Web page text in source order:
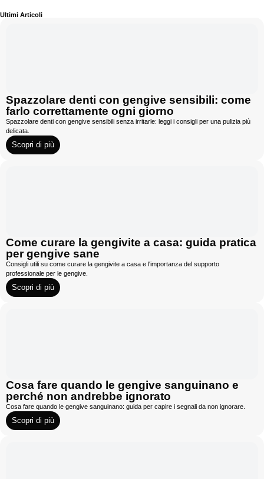
Ultimi Articoli
Spazzolare denti con gengive sensibili: come
farlo correttamente ogni giorno
Spazzolare denti con gengive sensibili senza irritarle: leggi i consigli per una pulizia più
delicata.
Scopri di più
Come curare la gengivite a casa: guida pratica
per gengive sane
Consigli utili su come curare la gengivite a casa e l'importanza del supporto
professionale per le gengive.
Scopri di più
Cosa fare quando le gengive sanguinano e
perché non andrebbe ignorato
Cosa fare quando le gengive sanguinano: guida per capire i segnali da non ignorare.
Scopri di più